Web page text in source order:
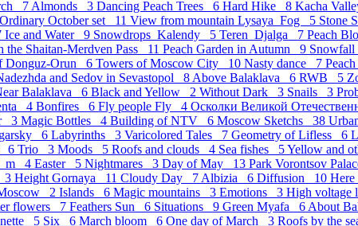
7 Almonds 3 Dancing Peach Trees 6 Hard Hike 8 Kacha
Ordinary October set 11 View from mountain Lysaya_Fog 5 Stone
Ice and Water 9 Snowdrops_Kalendy 5 Teren_Djalga 7 Peach
the Shaitan-Merdven Pass 11 Peach Garden in Autumn 9
Donguz-Orun 6 Towers of Moscow City 10 Nasty dance 7
and Sedov in Sevastopol 8 Above Balaklava 6 RWB 5
Balaklava 6 Black and Yellow 2 Without Dark 3 Snails 3
4 Bonfires 6 Fly people Fly 4 Осколки Великой
3 Magic Bottles 4 Building of NTV 6 Moscow Sketchs 38
6 Labyrinths 3 Varicolored Tales 7 Geometry of Lifless 6
6 Trio 3 Moods 5 Roofs and clouds 4 Sea fishes 5Yellow and
4 Easter 5 Nightmares 3 Day of May 13 Park Vorontsov
3 Height Gornaya 11 Cloudy Day 7 Albizia 6 Diffusion 10
2 Islands 6 Magic mountains 3 Emotions 3 High voltage
flowers 7 Feathers Sun 6 Situations 9 Green Myafa 6 About
5 Six 6 March bloom 6 One day of March 3 Roofs by the